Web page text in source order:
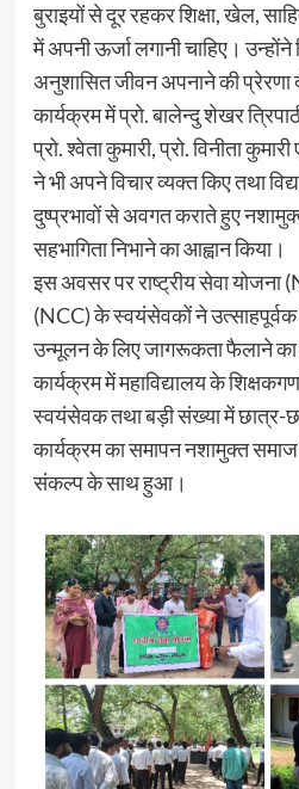
बुराइयों से दूर रहकर शिक्षा, खेल,
में अपनी ऊर्जा लगानी चाहिए। उन्होंने
अनुशासित जीवन अपनाने की प्रेरणा
कार्यक्रम में प्रो. बालेन्दु शेखर
प्रो. श्वेता कुमारी, प्रो. विनीता
ने भी अपने विचार व्यक्त किए तथा
दुष्प्रभावों से अवगत कराते हुए
सहभागिता निभाने का आह्वान किया।
इस अवसर पर राष्ट्रीय सेवा योजना
(NCC) के स्वयंसेवकों ने उत्साहपूर्वक
उन्मूलन के लिए जागरूकता फैलाने
कार्यक्रम में महाविद्यालय के
स्वयंसेवक तथा बड़ी संख्या में छात्र-
कार्यक्रम का समापन नशामुक्त समाज
संकल्प के साथ हुआ।